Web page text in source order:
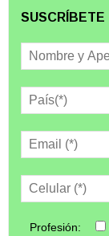
SUSCRÍBETE
Profesión: